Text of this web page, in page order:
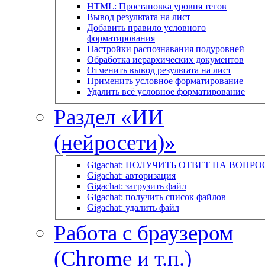
HTML: Простановка уровня тегов
Вывод результата на лист
Добавить правило условного
форматирования
Настройки распознавания подуровней
Обработка иерархических документов
Отменить вывод результата на лист
Применить условное форматирование
Удалить всё условное форматирование
Раздел «ИИ
(нейросети)»
Gigachat: ПОЛУЧИТЬ ОТВЕТ НА
Gigachat: авторизация
Gigachat: загрузить файл
Gigachat: получить список файлов
Gigachat: удалить файл
Работа с браузером
(Chrome и т.п.)